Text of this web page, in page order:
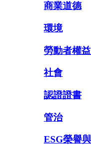
商業道德
環境
勞動者權益
社會
認證證書
管治
ESG榮譽